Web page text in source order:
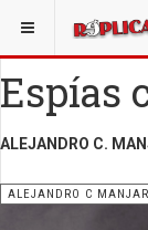
ESTÁ AQUÍ:
Espías
ALEJANDRO C.
ALEJANDRO C